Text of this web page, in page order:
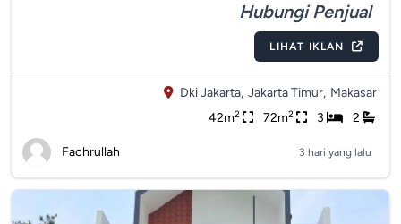
Hubungi Penjual
LIHAT IKLAN
Dki Jakarta, Jakarta Timur, Makasar
42m2 72m2 3 2
Fachrullah 3 hari yang lalu